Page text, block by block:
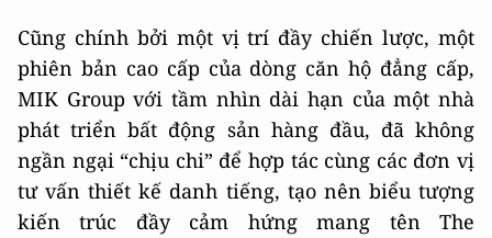
Cũng chính bởi một vị trí đầy chiến lược, một
phiên bản cao cấp của dòng căn hộ đẳng cấp,
MIK Group với tầm nhìn dài hạn của một nhà
phát triển bất động sản hàng đầu, đã không
ngần ngại “chịu chi” để hợp tác cùng các đơn vị
tư vấn thiết kế danh tiếng, tạo nên biểu tượng
kiến trúc đầy cảm hứng mang tên The